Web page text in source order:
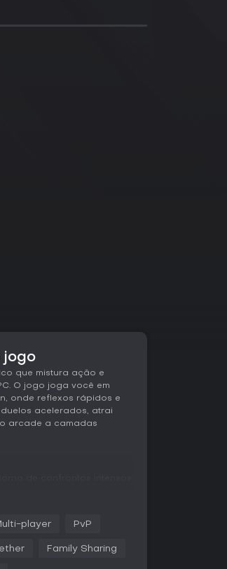
jogo
que mistura ação e
O jogo joga você em
onde reflexos rápidos e
acelerados, atrai
arcade a camadas
arcade, gerando partidas
player PvP
Family Sharing